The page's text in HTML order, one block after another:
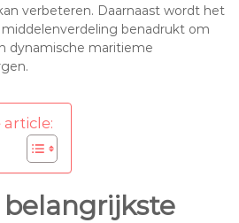
verbeteren. Daarnaast wordt het
benadrukt om
dynamische maritieme